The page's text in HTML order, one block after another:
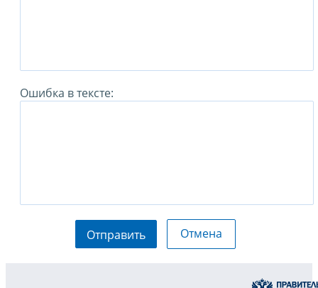
Ошибка в тексте:
Отправить Отмена